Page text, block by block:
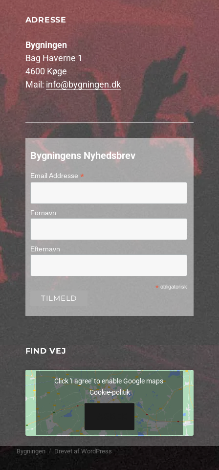
ADRESSE
Bygningen
Bag Haverne 1
4600 Køge
Mail: info@bygningen.dk
Bygningens Nyhedsbrev
Email Addresse*
Fornavn
Efternavn
* obligatorisk
FIND VEJ
Click 'I agree' to enable Google maps
Cookie-politik
Bygningen Drevet af WordPress